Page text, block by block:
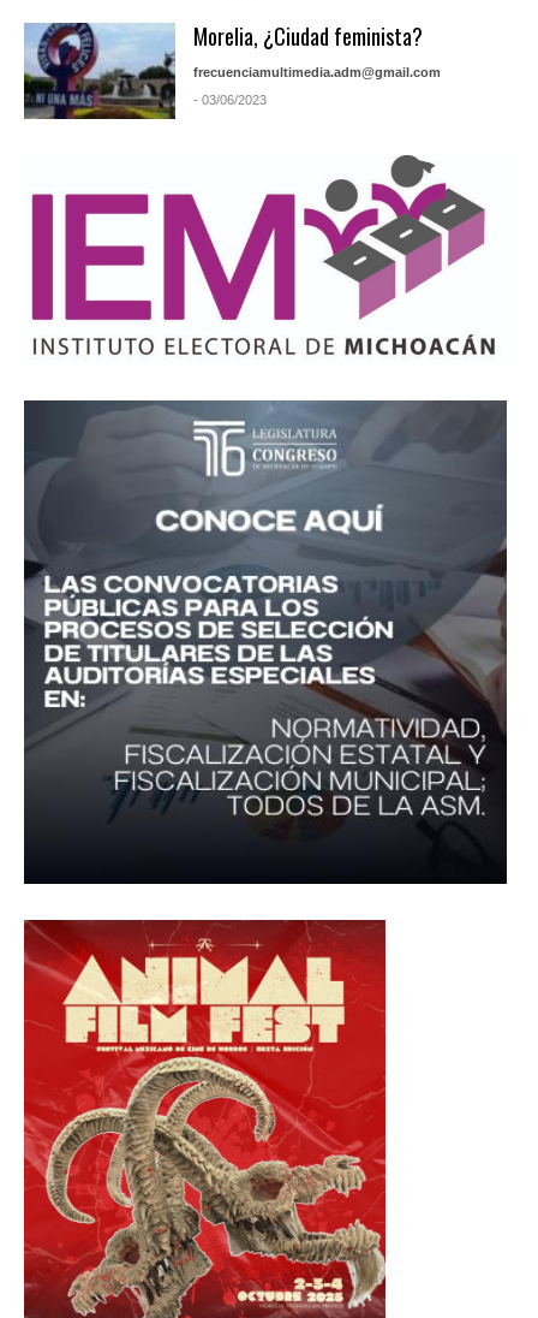
Morelia, ¿Ciudad feminista?
frecuenciamultimedia.adm@gmail.com
- 03/06/2023